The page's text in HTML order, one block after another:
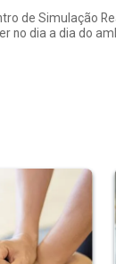
de Simulação
no dia a dia do